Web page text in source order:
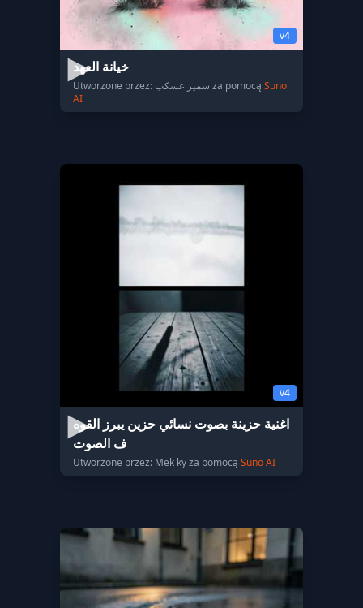
v4
خيانة العهد
Utworzone przez: سمير عسكب za pomocą Suno
AI
v4
اغنية حزينة بصوت نسائي حزين يبرز القوه
ف الصوت
Utworzone przez: Mek ky za pomocą Suno AI